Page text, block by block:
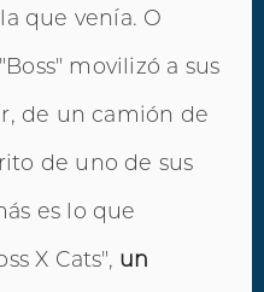
que venía. O
movilizó a sus
de un camión de
de uno de sus
es lo que
X Cats", un